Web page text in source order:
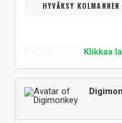
HYVÄKSY
Klikkaa